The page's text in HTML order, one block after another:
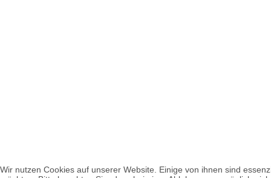
Wir nutzen Cookies auf unserer Website. Einige von ihnen sind